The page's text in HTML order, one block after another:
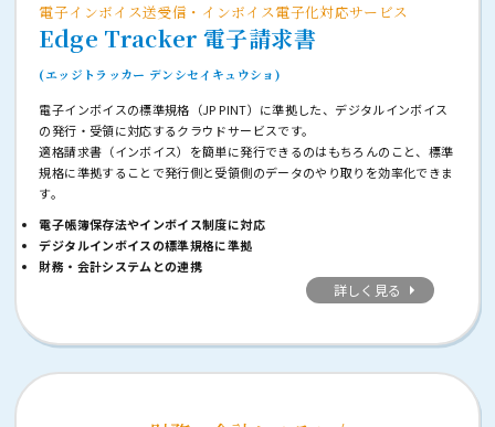
電子インボイス送受信・インボイス電子化対応サービス
Edge Tracker 電子請求書
(エッジトラッカー デンシセイキュウショ)
電子インボイスの標準規格（JP PINT）に準拠した、デジタルインボイス
の発行・受領に対応するクラウドサービスです。
適格請求書（インボイス）を簡単に発行できるのはもちろんのこと、標準
規格に準拠することで発行側と受領側のデータのやり取りを効率化できま
す。
電子帳簿保存法やインボイス制度に対応
デジタルインボイスの標準規格に準拠
財務・会計システムとの連携
詳しく見る